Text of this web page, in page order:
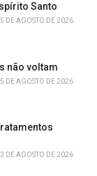
Santo
5 DE AGOSTO DE 2026
não voltam
5 DE AGOSTO DE 2026
3 DE AGOSTO DE 2026